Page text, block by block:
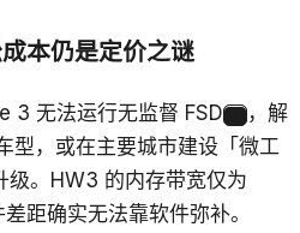
本仍是定价之谜
3 无法运行无监督 FSD
，解
型，或在主要城市建设「微工
级。HW3 的内存带宽仅为
距确实无法靠软件弥补。